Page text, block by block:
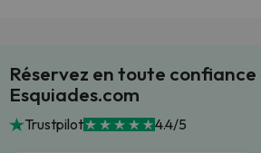
Réservez en toute confiance
Esquiades.com
Trustpilot 4.4/5